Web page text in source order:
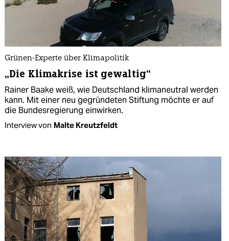
Grünen-Experte über Klimapolitik
„Die Klimakrise ist gewaltig“
Rainer Baake weiß, wie Deutschland klimaneutral werden
kann. Mit einer neu gegründeten Stiftung möchte er auf
die Bundesregierung einwirken.
Interview von Malte Kreutzfeldt